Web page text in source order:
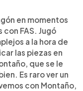
en momentos
FAS. Jugó
a la hora de
las piezas en
que se le
Es raro ver un
con Montaño,